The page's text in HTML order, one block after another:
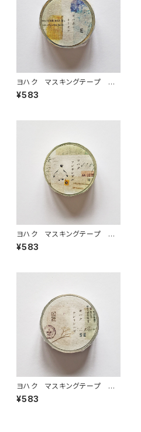
ヨハク マスキングテープ オ
リオン Y-187
¥583
ヨハク マスキングテープ ア
ンサンブル Y-184
¥583
ヨハク マスキングテープ ナ
ンキンハゼ Y-182
¥583